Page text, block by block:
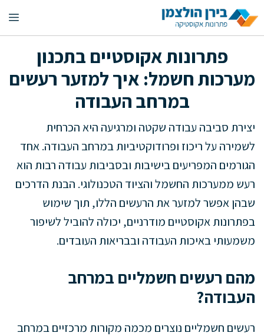
לדלג
לתוכן
פתרונות אקוסטיים בתכנון
מערכות חשמל: איך למזער רעשים
במרחב העבודה
יצירת סביבה עבודה שקטה ומרגיעה היא הכרחית
לשמירה על ריכוז ופרודוקטיביות במרחב העבודה. אחד
הגורמים המפריעים בישיבות ובסביבות עבודה רבות הוא
רעש ממערכות החשמל והציוד הטכנולוגי. הבנת הדרכים
שבהן אפשר למזער את הרעשים הללו, תוך שימוש
בפתרונות אקוסטיים מודרניים, יכולה להוביל לשיפור
משמעותי באיכות העבודה ובבריאות העובדים.
מהם רעשים חשמליים במרחב
העבודה?
רעשים חשמליים נוצרים מכמה מקורות מרכזיים במרחב